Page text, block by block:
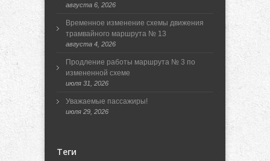
августа 6, 2026
Временное изменение схемы движения
трамвайного маршрута № 13
августа 4, 2026
Продление работы маршрута № 3 по
измененной схеме
июля 31, 2026
Уважаемые пассажиры!
июля 29, 2026
Теги